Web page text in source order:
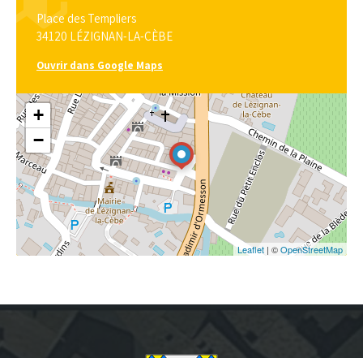
Place des Templiers
34120 LÉZIGNAN-LA-CÈBE
Ouvrir dans Google Maps
+
−
Leaflet | ©OpenStreetMap